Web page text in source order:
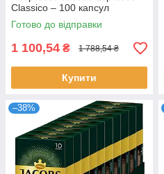
Classico – 100 капсул
Готово до відправки
1 100,54 ₴ 1 788,54 ₴
Купити
–38%